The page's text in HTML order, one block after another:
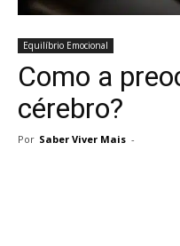
Equilíbrio Emocional
Como a
cérebro?
Por Saber Viver Mais -